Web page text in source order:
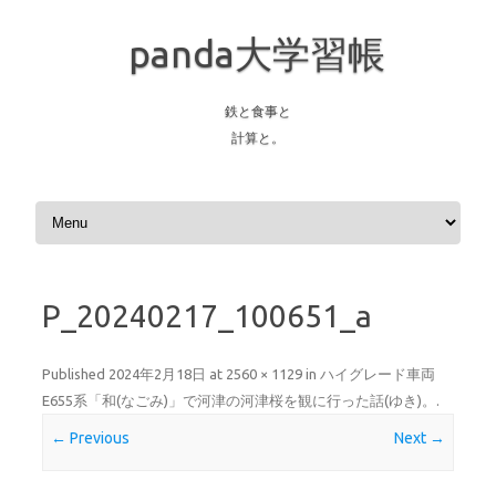
panda大学習帳
鉄と食事と
計算と。
Skip to content
P_20240217_100651_a
Published 2024年2月18日 at 2560 × 1129 in ハイグレード車両
E655系「和(なごみ)」で河津の河津桜を観に行った話(ゆき)。 .
← Previous Next →